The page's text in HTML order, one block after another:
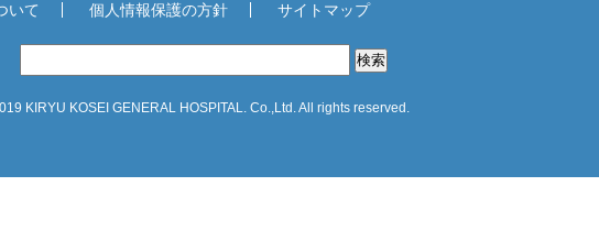
いて 個人情報保護の方針 サイトマップ
KIRYU KOSEI GENERAL HOSPITAL. Co.,Ltd. All rights reserved.